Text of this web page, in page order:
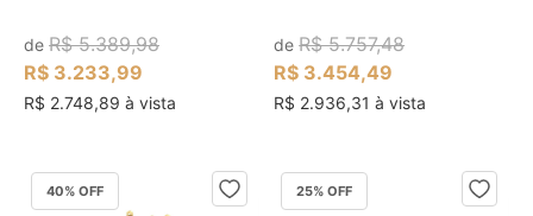
de R$ 5.389,98
R$ 3.233,99
R$ 2.748,89 à vista
deR$ 5.757,48
R$ 3.454,49
R$ 2.936,31 à vista
40% OFF 25% OFF